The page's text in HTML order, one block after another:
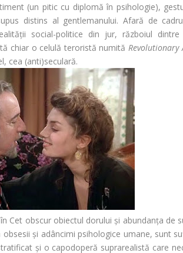
(un pitic cu diplomă în psihologie),
distins al gentlemanului. Afară de
social-politice din jur, războiul
chiar o celulă teroristă numită Revolutionary
cea (anti)seculară.
Cet obscur obiectul dorului și abundanța de
și adâncimi psihologice umane, sunt
și o capodoperă suprarealistă care